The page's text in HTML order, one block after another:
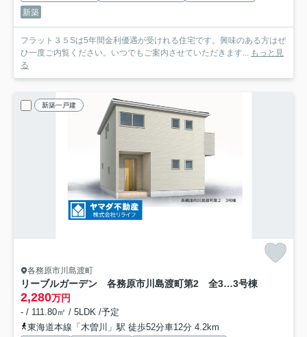
新築
フラット３５Sは5年間金利優遇が受けれる住宅です。興味のある方はぜ
ひ一度ご内覧ください。いつでもご案内させていただきます...
もっと見
る
新築一戸建
各務原市川島渡町
リーブルガーデン 各務原市川島渡町第2 全3区画分譲3号棟
2,280万円
- / 111.80㎡ / 5LDK /予定
東海道本線「木曽川」駅 徒歩52分車12分 4.2km